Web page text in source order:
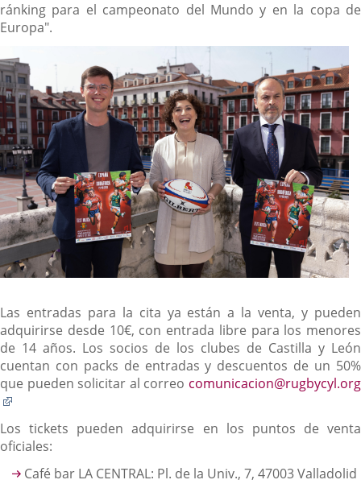
ránking para el campeonato del Mundo y en la copa de
Europa".
Las entradas para la cita ya están a la venta, y pueden
adquirirse desde 10€, con entrada libre para los menores
de 14 años. Los socios de los clubes de Castilla y León
cuentan con packs de entradas y descuentos de un 50%
que pueden solicitar al correo comunicacion@rugbycyl.org
una
aplicación
externa.
Los tickets pueden adquirirse en los puntos de venta
oficiales:
Café bar LA CENTRAL: Pl. de la Univ., 7, 47003 Valladolid